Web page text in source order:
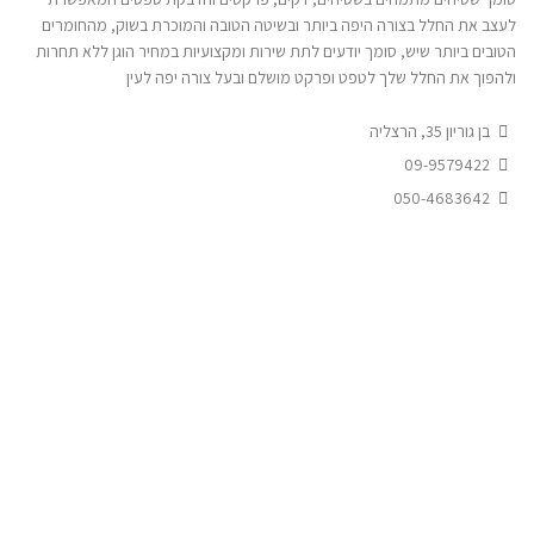
לעצב את החלל בצורה היפה ביותר ובשיטה הטובה והמוכרת בשוק, מהחומרים
הטובים ביותר שיש, סומך יודעים לתת שירות ומקצועיות במחיר הוגן ללא תחרות
ולהפוך את החלל שלך לטפט ופרקט מושלם ובעל צורה יפה לעין
בן גוריון 35, הרצליה